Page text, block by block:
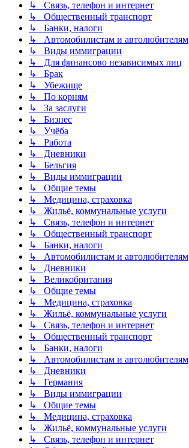
↳ Связь, телефон и интернет
↳ Общественный транспорт
↳ Банки, налоги
↳ Автомобилистам и автолюбителям
↳ Виды иммиграции
↳ Для финансово независимых лиц
↳ Брак
↳ Убежище
↳ По корням
↳ За заслуги
↳ Бизнес
↳ Учёба
↳ Работа
↳ Дневники
↳ Бельгия
↳ Виды иммиграции
↳ Общие темы
↳ Медицина, страховка
↳ Жильё, коммунальные услуги
↳ Связь, телефон и интернет
↳ Общественный транспорт
↳ Банки, налоги
↳ Автомобилистам и автолюбителям
↳ Дневники
↳ Великобритания
↳ Общие темы
↳ Медицина, страховка
↳ Жильё, коммунальные услуги
↳ Связь, телефон и интернет
↳ Общественный транспорт
↳ Банки, налоги
↳ Автомобилистам и автолюбителям
↳ Дневники
↳ Германия
↳ Виды иммиграции
↳ Общие темы
↳ Медицина, страховка
↳ Жильё, коммунальные услуги
↳ Связь, телефон и интернет